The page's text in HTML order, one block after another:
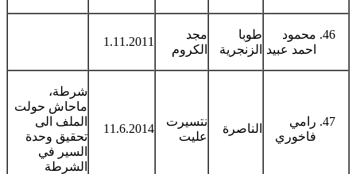
محمود
احمد عبيد
طوبا
الزنجرية
مجد
الكروم
1.11.2011
رامي
فاخوري
الناصرة
نتسيرت
عليت
11.6.2014
شرطة،
ماحاش حولت
الملف الى
تحقيق وحدة
السير في
الشرطة